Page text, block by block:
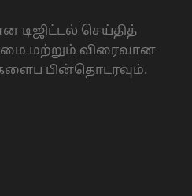
டிஜிட்டல் செய்தித்
மற்றும் விரைவான
பின்தொடரவும்.